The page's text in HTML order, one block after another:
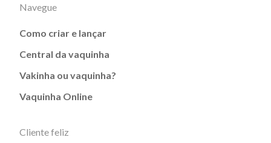
Navegue
Como criar e lançar
Central da vaquinha
Vakinha ou vaquinha?
Vaquinha Online
Cliente feliz